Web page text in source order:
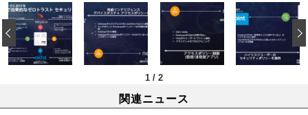
1 / 2
‹
関連ニュース